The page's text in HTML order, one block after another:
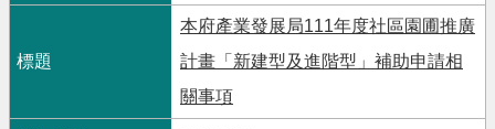
本府產業發展局111年度社區園圃推廣
計畫「新建型及進階型」補助申請相
關事項